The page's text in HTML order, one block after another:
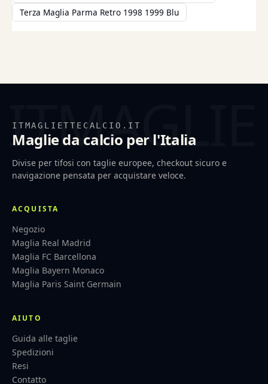
Terza Maglia Parma Retro 1998 1999 Blu
ITMAGLIETTECALCIO.IT
Maglie da calcio per l'Italia
Divise per tifosi con taglie europee, checkout sicuro e
navigazione pensata per acquistare veloce.
ACQUISTA
Negozio
Maglia Real Madrid
Maglia FC Barcellona
Maglia Bayern Monaco
Maglia Paris Saint Germain
AIUTO
Guida alle taglie
Spedizioni
Resi
Contatto